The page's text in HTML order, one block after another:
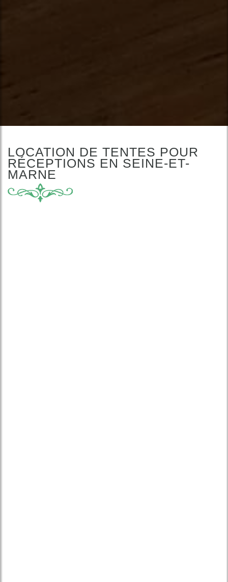
LOCATION DE TENTES POUR
RÉCEPTIONS EN SEINE-ET-
MARNE